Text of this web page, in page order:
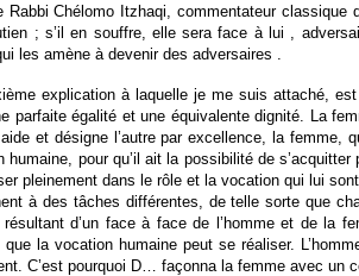
Rabbi Chélomo Itzhaqi, commentateur classique
; s’il en souffre, elle sera face à lui ,
les amène à devenir des adversaires .
explication à laquelle je me suis attaché,
parfaite égalité et une équivalente dignité. La
et désigne l’autre par excellence, la femme,
humaine, pour qu’il ait la possibilité de
pleinement dans le rôle et la vocation qui lui
à des tâches différentes, de telle sorte que
résultant d’un face à face de l’homme et de la
que la vocation humaine peut se réaliser.
C’est pourquoi D… façonna la femme avec un